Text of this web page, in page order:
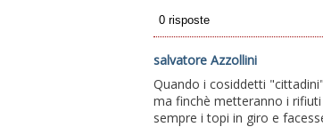
salvatore Azzollini
Quando i cosiddetti
ma finchè metteranno i
sempre i topi in giro e